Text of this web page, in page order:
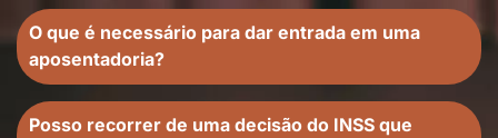
O que é necessário para dar entrada em uma
aposentadoria?
Posso recorrer de uma decisão do INSS que